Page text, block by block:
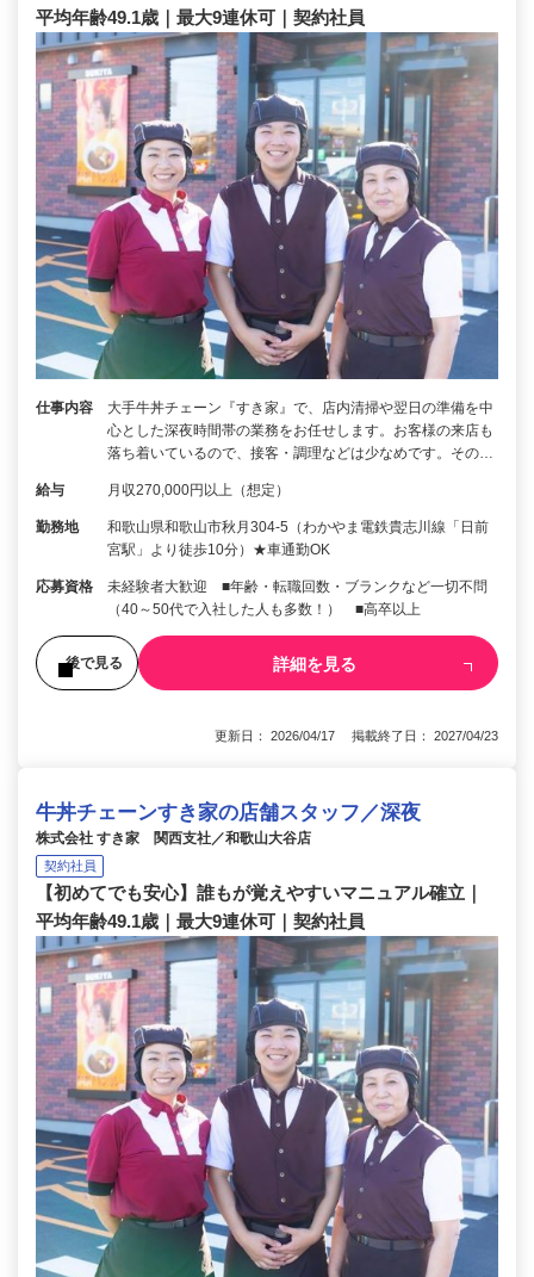
平均年齢49.1歳｜最大9連休可｜契約社員
仕事内容
大手牛丼チェーン『すき家』で、店内清掃や翌日の準備を中
心とした深夜時間帯の業務をお任せします。お客様の来店も
落ち着いているので、接客・調理などは少なめです。その…
給与 月収270,000円以上（想定）
勤務地
和歌山県和歌山市秋月304-5（わかやま電鉄貴志川線「日前
宮駅」より徒歩10分）★車通勤OK
応募資格
未経験者大歓迎 ■年齢・転職回数・ブランクなど一切不問
（40～50代で入社した人も多数！） ■高卒以上
後で見る 詳細を見る
更新日： 2026/04/17 掲載終了日： 2027/04/23
牛丼チェーンすき家の店舗スタッフ／深夜
株式会社 すき家 関西支社／和歌山大谷店
契約社員
【初めてでも安心】誰もが覚えやすいマニュアル確立｜
平均年齢49.1歳｜最大9連休可｜契約社員